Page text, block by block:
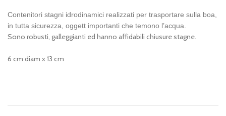
Contenitori stagni idrodinamici realizzati per trasportare sulla boa,
in tutta sicurezza, oggett importanti che temono l’acqua.
Sono robusti, galleggianti ed hanno affidabili chiusure stagne.
6 cm diam x 13 cm